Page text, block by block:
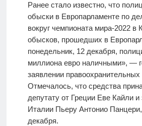
Ранее стало известно, что
обыски в Европарламенте по
вокруг чемпионата мира-2022 в
обысков, прошедших в
понедельник, 12 декабря,
миллиона евро наличными», —
заявлении правоохранительных
Отмечалось, что средства
депутату от Греции Еве Кайли и
Италии Пьеру Антонио
декабря.